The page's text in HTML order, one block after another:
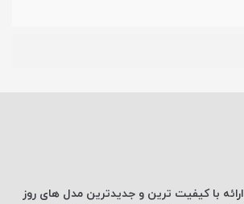
ارائه با کیفیت ترین و جدیدترین مدل های روز